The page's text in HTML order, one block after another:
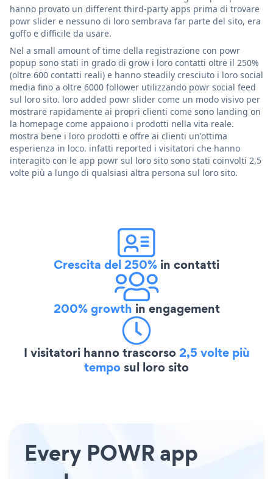
hanno provato un different third-party apps prima di trovare
powr slider e nessuno di loro sembrava far parte del sito, era
goffo e difficile da usare.
Nel a small amount of time della registrazione con powr
popup sono stati in grado di grow i loro contatti oltre il 250%
(oltre 600 contatti reali) e hanno steadily cresciuto i loro social
media fino a oltre 6000 follower utilizzando powr social feed
sul loro sito. loro added powr slider come un modo visivo per
mostrare rapidamente ai propri clienti come sono landing on
la homepage come appaiono i prodotti nella vita reale.
mostra bene i loro prodotti e offre ai clienti un'ottima
esperienza in loco. infatti reported i visitatori che hanno
interagito con le app powr sul loro sito sono stati coinvolti 2,5
volte più a lungo di qualsiasi altra persona sul loro sito.
Crescita del 250% in contatti
200% growth in engagement
I visitatori hanno trascorso2,5 volte più
temposul loro sito
Every POWR app